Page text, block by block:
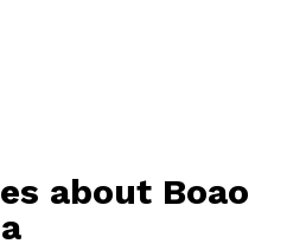
about Boao